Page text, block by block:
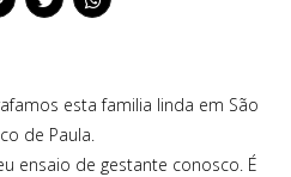
esta familia linda em São
de Paula.
ensaio de gestante conosco. É